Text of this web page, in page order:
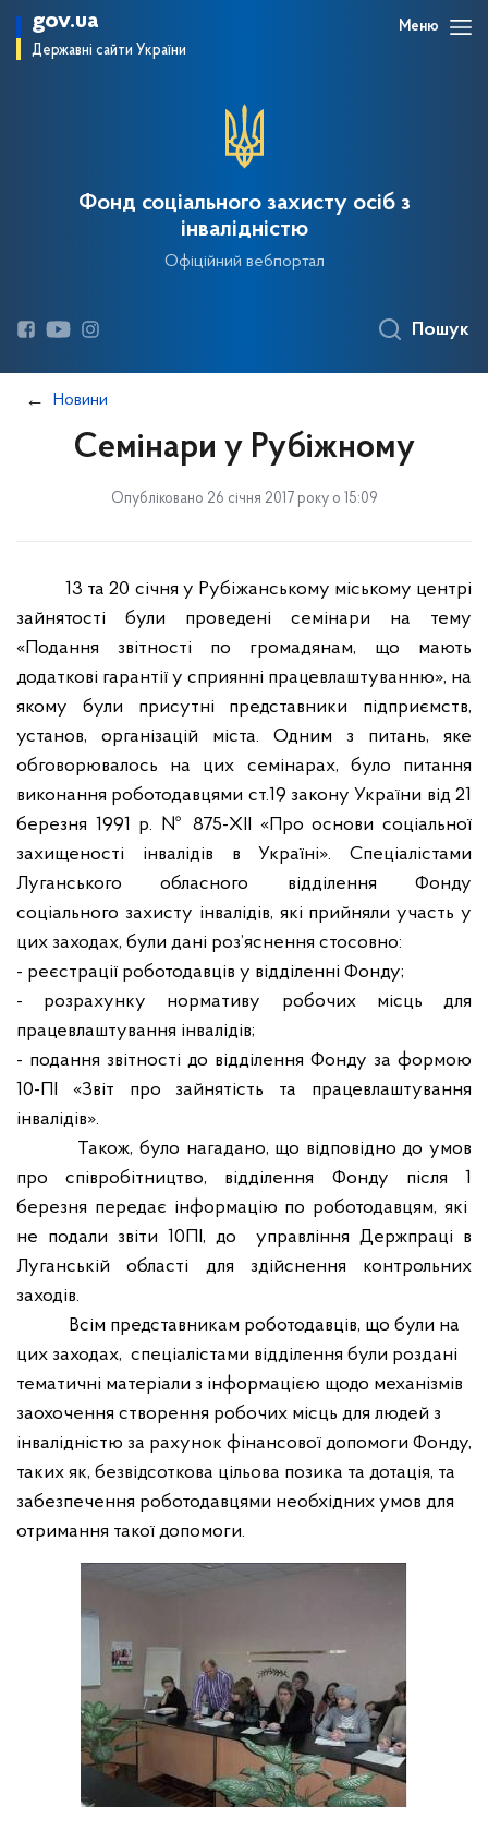
gov.ua
Державні сайти України
Меню
Фонд соціального захисту осіб з
інвалідністю
Офіційний вебпортал
Пошук
Новини
Семінари у Рубіжному
Опубліковано 26 січня 2017 року о 15:09
13 та 20 січня у Рубіжанському міському центрі
зайнятості були проведені семінари на тему
«Подання звітності по громадянам, що мають
додаткові гарантії у сприянні працевлаштуванню», на
якому були присутні представники підприємств,
установ, організацій міста. Одним з питань, яке
обговорювалось на цих семінарах, було питання
виконання роботодавцями ст.19 закону України від 21
березня 1991 р. № 875-XII «Про основи соціальної
захищеності інвалідів в Україні». Спеціалістами
Луганського обласного відділення Фонду
соціального захисту інвалідів, які прийняли участь у
цих заходах, були дані роз’яснення стосовно:
- реєстрації роботодавців у відділенні Фонду;
- розрахунку нормативу робочих місць для
працевлаштування інвалідів;
- подання звітності до відділення Фонду за формою
10-ПІ «Звіт про зайнятість та працевлаштування
інвалідів».
Також, було нагадано, що відповідно до умов
про співробітництво, відділення Фонду після 1
березня передає інформацію по роботодавцям, які
не подали звіти 10ПІ, до
управління Держпраці в
Луганській області для здійснення контрольних
заходів.
Всім представникам роботодавців, що були на
цих заходах, спеціалістами відділення були роздані
тематичні матеріали з інформацією щодо механізмів
заохочення створення робочих місць для людей з
інвалідністю за рахунок фінансової допомоги Фонду,
таких як, безвідсоткова цільова позика та дотація, та
забезпечення роботодавцями необхідних умов для
отримання такої допомоги.